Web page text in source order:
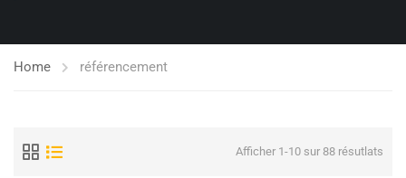
Home référencement
Afficher 1-10 sur 88 résutlats